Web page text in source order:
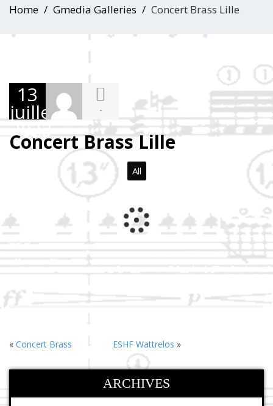
Home Gmedia Galleries Concert Brass Lille
13
juillet
2023
-
Concert Brass Lille
All
« Concert Brass ESHF Wattrelos »
ARCHIVES